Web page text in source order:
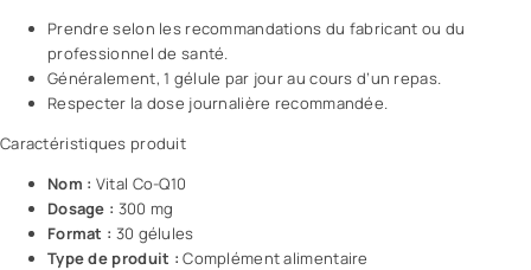
Prendre selon les recommandations du fabricant ou du
professionnel de santé.
Généralement, 1 gélule par jour au cours d’un repas.
Respecter la dose journalière recommandée.
Caractéristiques produit
Nom : Vital Co-Q10
Dosage : 300 mg
Format : 30 gélules
Type de produit : Complément alimentaire